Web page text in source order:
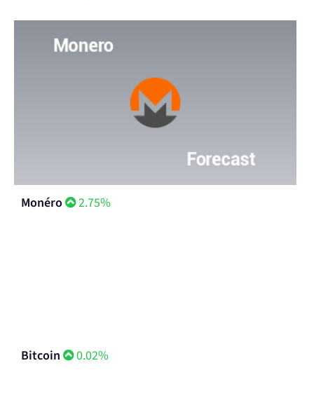
Monéro 2.75%
Bitcoin 0.02%